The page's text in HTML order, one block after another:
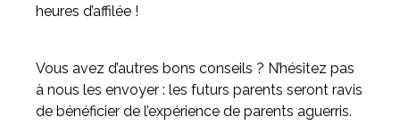
heures d’affilée !
Vous avez d’autres bons conseils ? N’hésitez pas
à nous les envoyer : les futurs parents seront ravis
de bénéficier de l’expérience de parents aguerris.